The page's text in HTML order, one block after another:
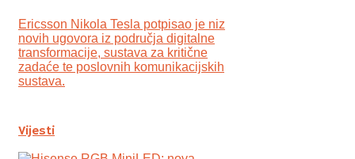
Ericsson Nikola Tesla potpisao je niz
novih ugovora iz područja digitalne
transformacije, sustava za kritične
zadaće te poslovnih komunikacijskih
sustava.
Vijesti